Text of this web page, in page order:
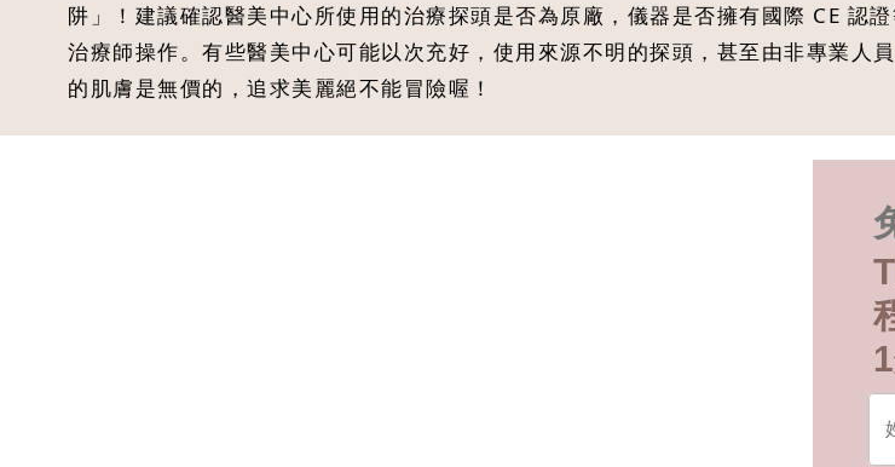
阱」！建議確認醫美中心所使用的治療探頭是否為原廠，儀器是否擁有國際 CE
治療師操作。有些醫美中心可能以次充好，使用來源不明的探頭，甚至由非專業人
的肌膚是無價的，追求美麗絕不能冒險喔！